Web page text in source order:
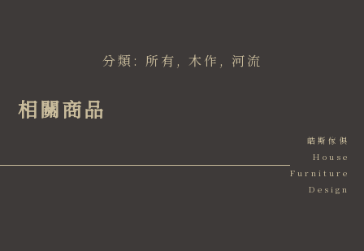
分類: 所有 , 木作 , 河流
相關商品
皓斯傢俱
House
Furniture
Design